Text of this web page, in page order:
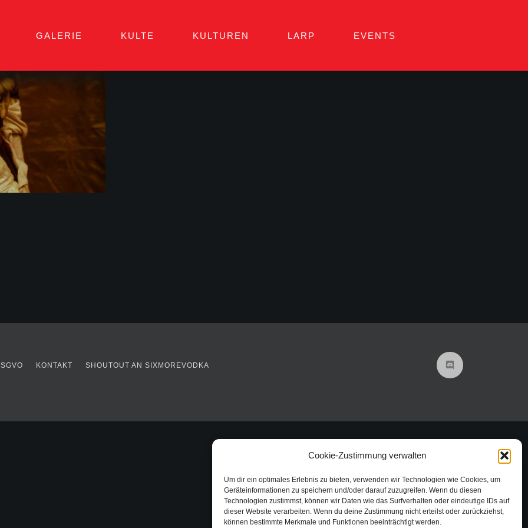
Cookie-Zustimmung verwalten
Um dir ein optimales Erlebnis zu bieten, verwenden wir Technologien wie Cookies, um
Geräteinformationen zu speichern und/oder darauf zuzugreifen. Wenn du diesen
Technologien zustimmst, können wir Daten wie das Surfverhalten oder eindeutige IDs auf
dieser Website verarbeiten. Wenn du deine Zustimmung nicht erteilst oder zurückziehst,
können bestimmte Merkmale und Funktionen beeinträchtigt werden.
GALERIE KULTE KULTUREN LARP EVENTS
KONTAKT SHOUTOUT AN SIXMOREVODKA